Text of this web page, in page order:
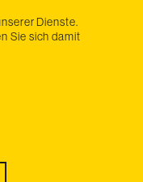
Dienste.
Sie sich damit